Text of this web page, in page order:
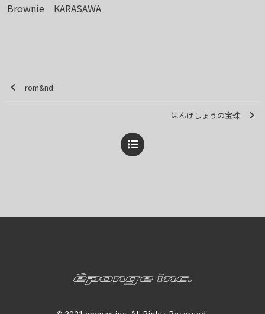
Brownie KARASAWA
rom&nd
はんげしょうの宝珠